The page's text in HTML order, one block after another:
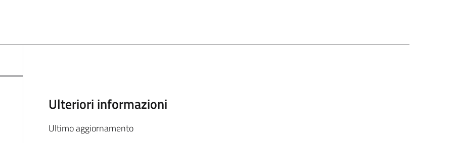
Ulteriori informazioni
Ultimo aggiornamento